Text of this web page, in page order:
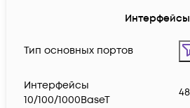
Интерфейсы
Тип основных портов
Интерфейсы
10/100/1000BaseT
48